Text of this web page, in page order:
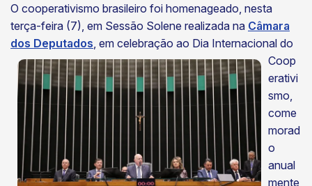
O cooperativismo brasileiro foi homenageado, nesta
terça-feira (7), em Sessão Solene realizada na Câmara
dos Deputados em celebração ao Dia Internacional do
Coop
erativi
smo,
come
morad
o
anual
mente